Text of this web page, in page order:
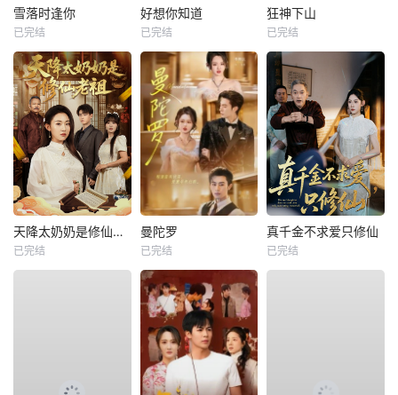
雪落时逢你
已完结
好想你知道
已完结
狂神下山
已完结
天降太奶奶是修仙老祖
已完结
曼陀罗
已完结
真千金不求爱只修仙
已完结